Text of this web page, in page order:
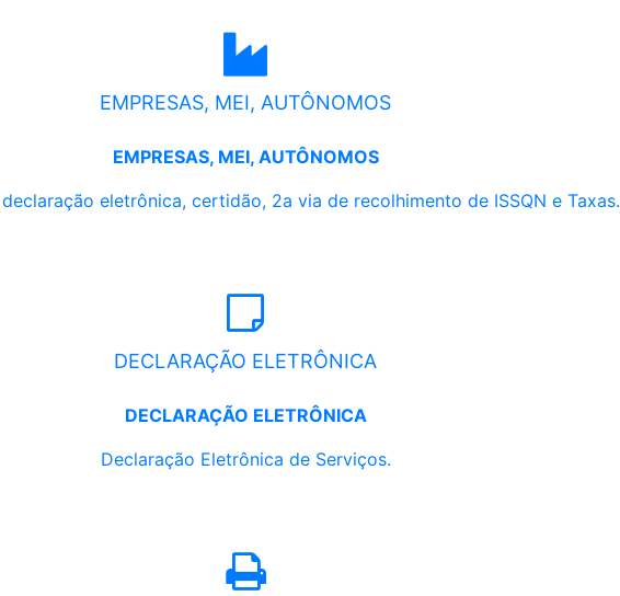
EMPRESAS, MEI, AUTÔNOMOS
EMPRESAS, MEI, AUTÔNOMOS
eletrônica, certidão, 2a via de recolhimento de ISSQN e Taxas.
DECLARAÇÃO ELETRÔNICA
DECLARAÇÃO ELETRÔNICA
Declaração Eletrônica de Serviços.